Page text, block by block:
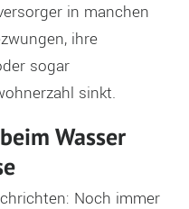
in manchen
ihre
sogar
sinkt.
Wasser
Noch immer